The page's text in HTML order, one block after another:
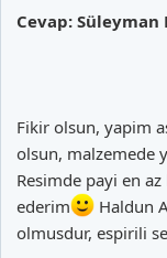
Cevap: Süleyman
Fikir olsun, yapim
olsun, malzemede
Resimde payi en az
ederim
Haldun
olmusdur, espirili